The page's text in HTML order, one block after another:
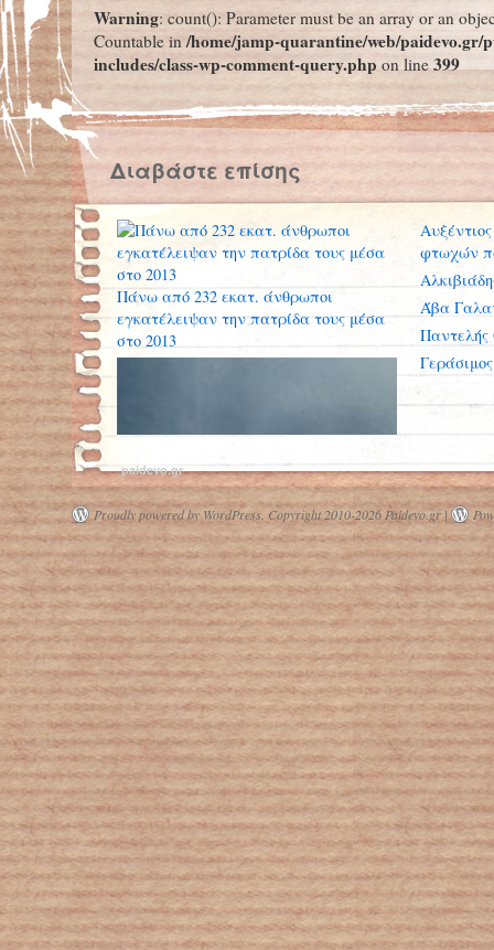
Warning: count(): Parameter must be an array or an
Countable in/home/jamp-quarantine/web/paidevo.gr/
includes/class-wp-comment-query.php on line399
Διαβάστε επίσης
Πάνω από 232 εκατ. άνθρωποι
εγκατέλειψαν την πατρίδα τους μέσα
στο 2013
Αυξημένα τα ψυχωσικά επεισόδια σε
εφήβους που ζουν σε περιοχές με
αυξημένη ατμοσφαιρική ρύπανση
Σύλλογος Διδακτικού προσωπικού
Φιλοσοφικής Σχολής ΕΚΠΑ: "Σχέδιο
Αθηνά; Όχι ευχαριστώ”
φτωχών
Άβα
Παντελής
paidevo.gr
Proudly powered by WordPress. Copyright 2010-2026 Paidevo.gr |